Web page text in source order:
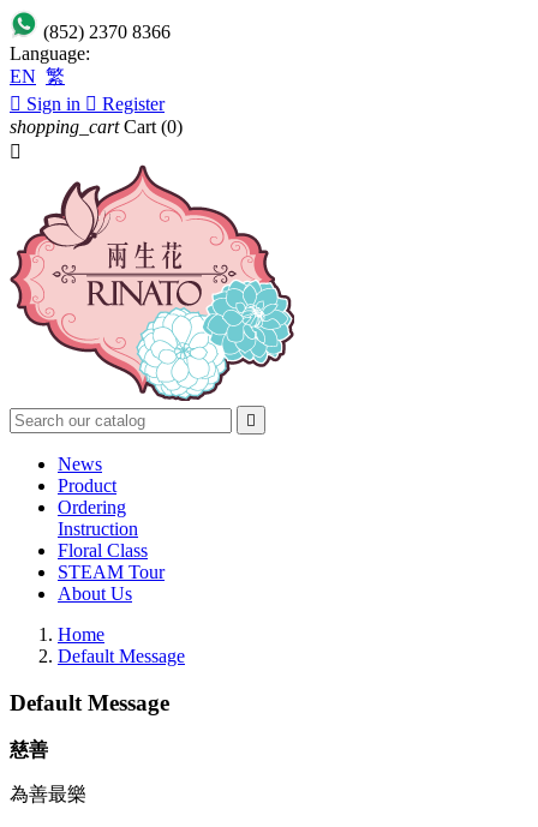
(852) 2370 8366
Language:
EN 繁
 Sign in  Register
shopping_cart Cart (0)


News
Product
Ordering
Instruction
Floral Class
STEAM Tour
About Us
Home
Default Message
Default Message
慈善
為善最樂